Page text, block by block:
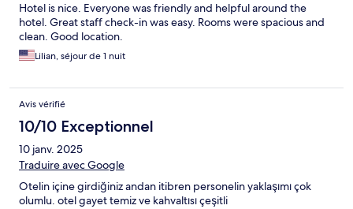
Hotel is nice. Everyone was friendly and helpful around the
hotel. Great staff check-in was easy. Rooms were spacious and
clean. Good location.
Lilian, séjour de 1 nuit
Avis vérifié
10/10 Exceptionnel
10 janv. 2025
Traduire avec Google
Otelin içine girdiğiniz andan itibren personelin yaklaşımı çok
olumlu. otel gayet temiz ve kahvaltısı çeşitli